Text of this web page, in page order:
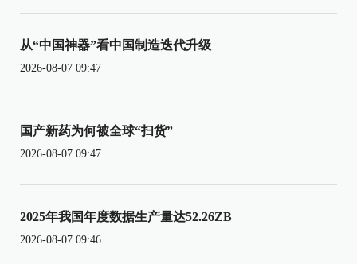
从“中国神器”看中国制造迭代升级
2026-08-07 09:47
国产新药为何被全球“扫货”
2026-08-07 09:47
2025年我国年度数据生产量达52.26ZB
2026-08-07 09:46